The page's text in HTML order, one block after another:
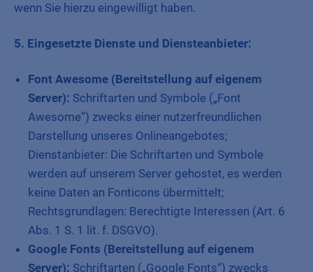
wenn Sie hierzu eingewilligt haben.
5. Eingesetzte Dienste und Diensteanbieter:
Font Awesome (Bereitstellung auf eigenem
Server): Schriftarten und Symbole („Font
Awesome“) zwecks einer nutzerfreundlichen
Darstellung unseres Onlineangebotes;
Dienstanbieter: Die Schriftarten und Symbole
werden auf unserem Server gehostet, es werden
keine Daten an Fonticons übermittelt;
Rechtsgrundlagen: Berechtigte Interessen (Art. 6
Abs. 1 S. 1 lit. f. DSGVO).
Google Fonts (Bereitstellung auf eigenem
Server): Schriftarten („Google Fonts“) zwecks